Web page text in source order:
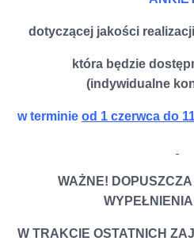
dotyczącej jakości
która będzie
(indywidualne
w terminie od 1 czerwca do
WAŻNE!
W TRAKCIE OSTATNICH